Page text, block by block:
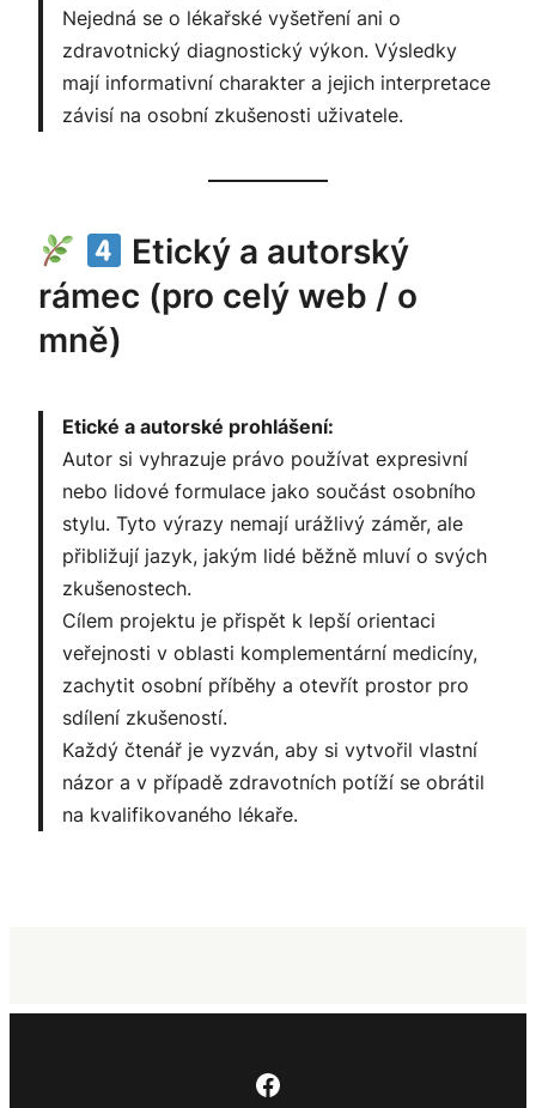
Nejedná se o lékařské vyšetření ani o
zdravotnický diagnostický výkon. Výsledky
mají informativní charakter a jejich interpretace
závisí na osobní zkušenosti uživatele.
Etický a autorský
rámec (pro celý web / o
mně)
Etické a autorské prohlášení:
Autor si vyhrazuje právo používat expresivní
nebo lidové formulace jako součást osobního
stylu. Tyto výrazy nemají urážlivý záměr, ale
přibližují jazyk, jakým lidé běžně mluví o svých
zkušenostech.
Cílem projektu je přispět k lepší orientaci
veřejnosti v oblasti komplementární medicíny,
zachytit osobní příběhy a otevřít prostor pro
sdílení zkušeností.
Každý čtenář je vyzván, aby si vytvořil vlastní
názor a v případě zdravotních potíží se obrátil
na kvalifikovaného lékaře.
Facebook